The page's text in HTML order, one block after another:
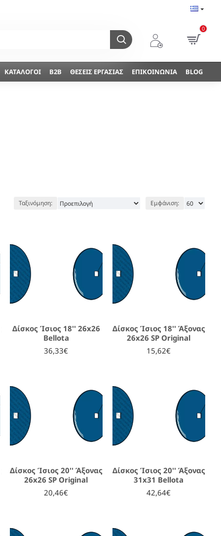
0
ΚΑΤΆΛΟΓΟΙ B2B ΘΈΣΕΙΣ ΕΡΓΑΣΊΑΣ ΕΠΙΚΟΙΝΩΝΊΑ BLOG
Ταξινόμηση: Εμφάνιση:
Δίσκος Ίσιος 18'' 26x26
Bellota
36,33€
Δίσκος Ίσιος 18'' Άξονας
26x26 SP Original
15,62€
Δίσκος Ίσιος 20'' Άξονας
26x26 SP Original
20,46€
Δίσκος Ίσιος 20'' Άξονας
31x31 Bellota
42,64€